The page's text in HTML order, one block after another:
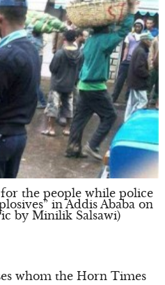
for the people while police
in Addis Ababa on
by Minilik Salsawi)
whom the Horn Times